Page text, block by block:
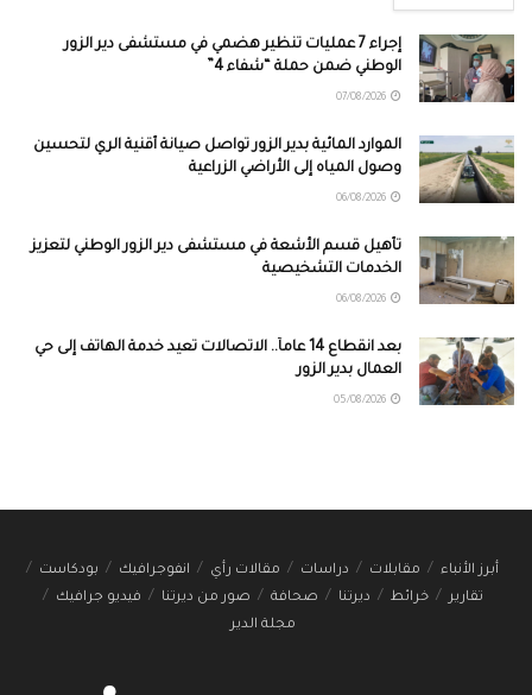
إجراء 7 عمليات تنظير هضمي في مستشفى دير الزور
الوطني ضمن حملة “شفاء 4”
الموارد المائية بدير الزور تواصل صيانة أقنية الري لتحسين
وصول المياه إلى الأراضي الزراعية
تأهيل قسم الأشعة في مستشفى دير الزور الوطني لتعزيز
الخدمات التشخيصية
بعد انقطاع 14 عاماً.. الاتصالات تعيد خدمة الهاتف إلى حي
العمال بدير الزور
أبرز الأنباء مقابلات دراسات مقالات رأي انفوجرافيك
بودكاست
تقارير
خرائط ديرتنا صحافة صور من ديرتنا
فيديو جرافيك
مجلة الدير